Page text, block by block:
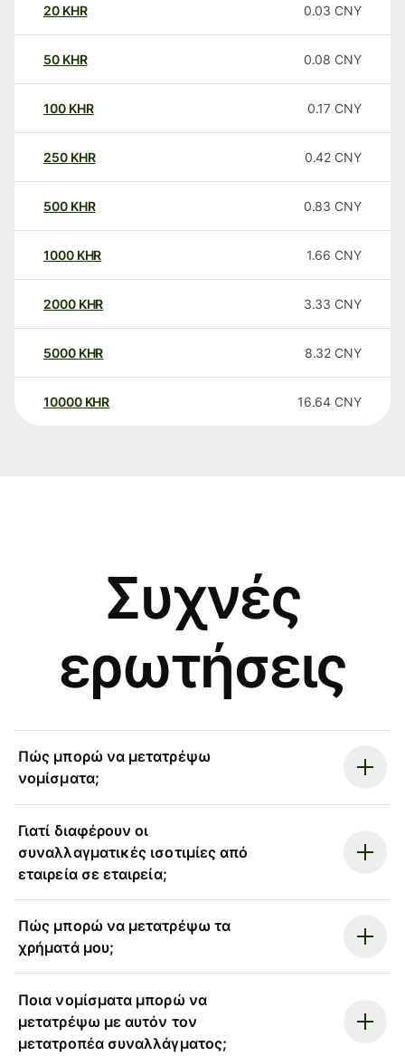
20 KHR 0.03 CNY
50 KHR 0.08 CNY
100 KHR 0.17 CNY
250 KHR 0.42 CNY
500 KHR 0.83 CNY
1000 KHR 1.66 CNY
2000 KHR 3.33 CNY
5000 KHR 8.32 CNY
10000 KHR 16.64 CNY
Συχνές
ερωτήσεις
Πώς μπορώ να μετατρέψω
νομίσματα;
Γιατί διαφέρουν οι
συναλλαγματικές ισοτιμίες από
εταιρεία σε εταιρεία;
Πώς μπορώ να μετατρέψω τα
χρήματά μου;
Ποια νομίσματα μπορώ να
μετατρέψω με αυτόν τον
μετατροπέα συναλλάγματος;